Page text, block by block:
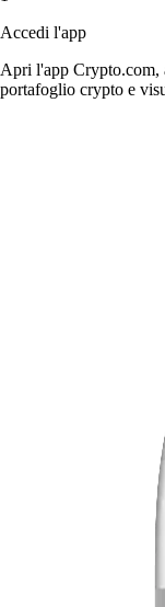
Accedi l'app
Apri l'app Crypto.com,
portafoglio crypto e